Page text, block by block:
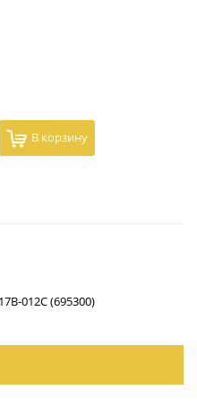
В корзину
012C (695300)